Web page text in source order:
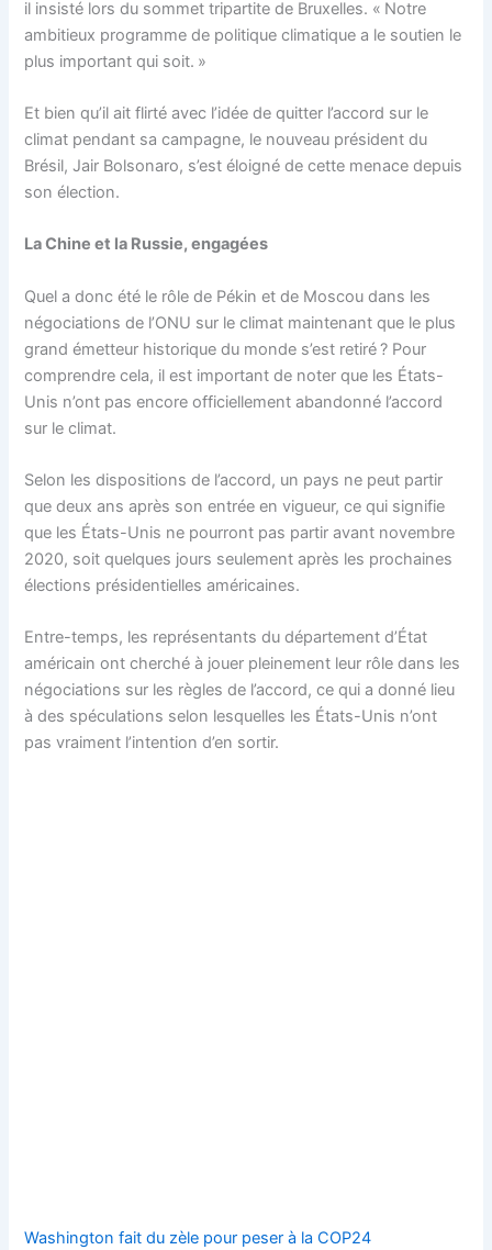
il insisté lors du sommet tripartite de Bruxelles. « Notre
ambitieux programme de politique climatique a le soutien le
plus important qui soit. »
Et bien qu’il ait flirté avec l’idée de quitter l’accord sur le
climat pendant sa campagne, le nouveau président du
Brésil, Jair Bolsonaro, s’est éloigné de cette menace depuis
son élection.
La Chine et la Russie, engagées
Quel a donc été le rôle de Pékin et de Moscou dans les
négociations de l’ONU sur le climat maintenant que le plus
grand émetteur historique du monde s’est retiré ? Pour
comprendre cela, il est important de noter que les États-
Unis n’ont pas encore officiellement abandonné l’accord
sur le climat.
Selon les dispositions de l’accord, un pays ne peut partir
que deux ans après son entrée en vigueur, ce qui signifie
que les États-Unis ne pourront pas partir avant novembre
2020, soit quelques jours seulement après les prochaines
élections présidentielles américaines.
Entre-temps, les représentants du département d’État
américain ont cherché à jouer pleinement leur rôle dans les
négociations sur les règles de l’accord, ce qui a donné lieu
à des spéculations selon lesquelles les États-Unis n’ont
pas vraiment l’intention d’en sortir.
Washington fait du zèle pour peser à la COP24